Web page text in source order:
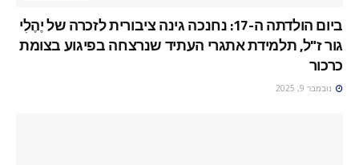
ביום הולדתה ה-17: נחנכה גינה ציבורית לזכרה של יֶהֶלִי
גור ז"ל, תלמידת אתגרי העתיד שנרצחה בפיגוע בצומת
כרכור
נובמבר 9, 2025